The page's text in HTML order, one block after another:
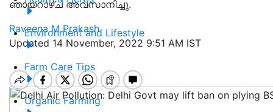
Environment and Lifestyle
Farm Care Tips
Organic Farming
ഞായറാഴ്ച അവസാനിച്ചു.
Raveena M Prakash
Updated 14 November, 2022 9:51 AM IST